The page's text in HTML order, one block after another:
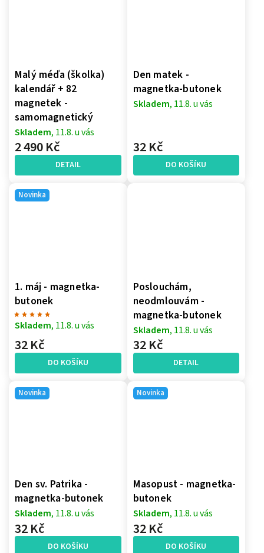
Malý méďa (školka)
kalendář + 82
magnetek -
samomagnetický
Skladem, 11.8. u vás
2 490 Kč
DETAIL
Den matek -
magnetka-butonek
Skladem, 11.8. u vás
32 Kč
DO KOŠÍKU
Novinka
1. máj - magnetka-
butonek
Skladem, 11.8. u vás
32 Kč
DO KOŠÍKU
Poslouchám,
neodmlouvám -
magnetka-butonek
Skladem, 11.8. u vás
32 Kč
DETAIL
Novinka
Den sv. Patrika -
magnetka-butonek
Skladem, 11.8. u vás
32 Kč
DO KOŠÍKU
Novinka
Masopust - magnetka-
butonek
Skladem, 11.8. u vás
32 Kč
DO KOŠÍKU